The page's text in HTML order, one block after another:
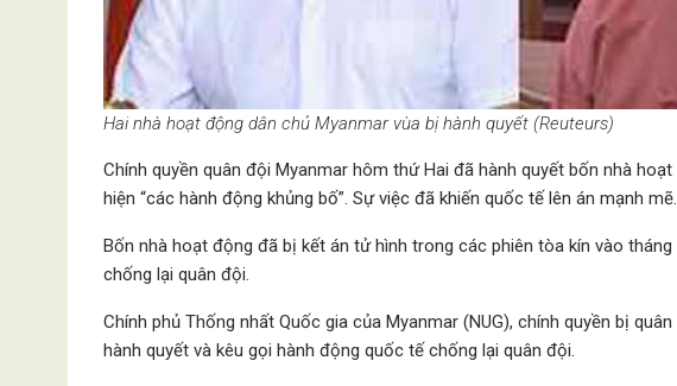
Hai nhà hoạt động dân chủ Myanmar vùa bị hành quyết (Reuteurs)
Chính quyền quân đội Myanmar hôm thứ Hai đã hành quyết bốn nhà
hiện “các hành động khủng bố”. Sự việc đã khiến quốc tế lên án mạnh mẽ.
Bốn nhà hoạt động đã bị kết án tử hình trong các phiên tòa kín vào
chống lại quân đội.
Chính phủ Thống nhất Quốc gia của Myanmar (NUG), chính quyền bị
hành quyết và kêu gọi hành động quốc tế chống lại quân đội.